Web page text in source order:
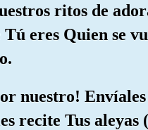
ritos de
eres Quien se
nuestro!
recite Tus aleyas